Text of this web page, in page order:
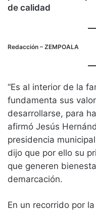
de calidad
Redacción – ZEMPOALA
“Es al interior de la
fundamenta sus
desarrollarse, para
afirmó Jesús
presidencia
dijo que por ello su
que generen
demarcación.
En un recorrido por